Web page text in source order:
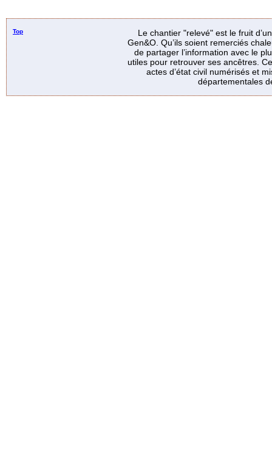
Top
Le chantier "relevé" est le fruit
Gen&O. Qu’ils soient remerciés
de partager l’information avec le
utiles pour retrouver ses ancêtres.
actes d’état civil numérisés et
départementales